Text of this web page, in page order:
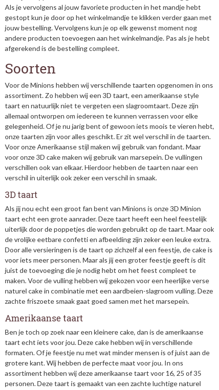
Als je vervolgens al jouw favoriete producten in het mandje hebt
gestopt kun je door op het winkelmandje te klikken verder gaan met
jouw bestelling. Vervolgens kun je op elk gewenst moment nog
andere producten toevoegen aan het winkelmandje. Pas als je hebt
afgerekend is de bestelling compleet.
Soorten
Voor de Minions hebben wij verschillende taarten opgenomen in ons
assortiment. Zo hebben wij een 3D taart, een amerikaanse style
taart en natuurlijk niet te vergeten een slagroomtaart. Deze zijn
allemaal ontworpen om iedereen te kunnen verrassen voor elke
gelegenheid. Of je nu jarig bent of gewoon iets moois te vieren hebt,
onze taarten zijn voor alles geschikt. Er zit wel verschil in de taarten.
Voor onze Amerikaanse stijl maken wij gebruik van fondant. Maar
voor onze 3D cake maken wij gebruik van marsepein. De vullingen
verschillen ook van elkaar. Hierdoor hebben de taarten naar een
verschil in uiterlijk ook zeker een verschil in smaak.
3D taart
Als jij nou echt een groot fan bent van Minions is onze 3D Minion
taart echt een grote aanrader. Deze taart heeft een heel feestelijk
uiterlijk door de poppetjes die worden gebruikt op de taart. Maar ook
de vrolijke eetbare confetti en afbeelding zijn zeker een leuke extra.
Door alle versieringen is de taart op zichzelf al een feestje, de cake is
voor iets meer personen. Maar als jij een groter feestje geeft is dit
juist de toevoeging die je nodig hebt om het feest compleet te
maken. Voor de vulling hebben wij gekozen voor een heerlijke verse
naturel cake in combinatie met een aardbeien-slagroom vulling. Deze
zachte friszoete smaak gaat goed samen met het marsepein.
Amerikaanse taart
Ben je toch op zoek naar een kleinere cake, dan is de amerikaanse
taart echt iets voor jou. Deze cake hebben wij in verschillende
formaten. Of je feestje nu met wat minder mensen is of juist aan de
grotere kant. Wij hebben de perfecte maat voor jou. In ons
assortiment hebben wij deze amerikaanse taart voor 16, 25 of 35
personen. Deze taart is gemaakt van een zachte luchtige naturel